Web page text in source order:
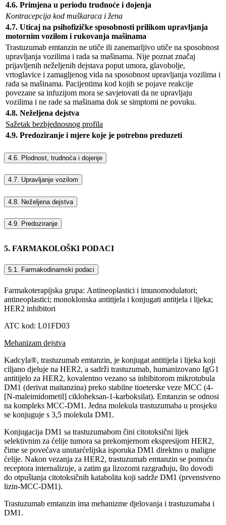
4.6. Primjena u periodu trudnoće i dojenja
Kontracepcija kod muškaraca i žena
4.7. Uticaj na psihofizičke sposobnosti prilikom upravljanja
motornim vozilom i rukovanja mašinama
Trastuzumab emtanzin ne utiče ili zanemarljivo utiče na sposobnost
upravljanja vozilima i rada sa mašinama. Nije poznat značaj
prijavljenih neželjenih dejstava poput umora, glavobolje,
vrtoglavice i zamagljenog vida na sposobnost upravljanja vozilima i
rada sa mašinama. Pacijentima kod kojih se pojave reakcije
povezane sa infuzijom mora se savjetovati da ne upravljaju
vozilima i ne rade sa mašinama dok se simptomi ne povuku.
4.8. Neželjena dejstva
Sažetak bezbjednosnog profila
4.9. Predoziranje i mjere koje je potrebno preduzeti
4.6. Plodnost, trudnoća i dojenje
4.7. Upravljanje vozilom
4.8. Neželjena dejstva
4.9. Predoziranje
5. FARMAKOLOŠKI PODACI
5.1. Farmakodinamski podaci
Farmakoterapijska grupa: Antineoplastici i imunomodulatori;
antineoplastici; monoklonska antitijela i konjugati antitjela i lijeka;
HER2 inhibitori
ATC kod: L01FD03
Mehanizam dejstva
Kadcyla®, trastuzumab emtanzin, je konjugat antitijela i lijeka koji
ciljano djeluje na HER2, a sadrži trastuzumab, humanizovano IgG1
antitijelo za HER2, kovalentno vezano sa inhibitorom mikrotubula
DM1 (derivat maitanzina) preko stabilne tioeterske veze MCC (4-
[N-maleimidometil] cikloheksan-1-karboksilat). Emtanzin se odnosi
na kompleks MCC-DM1. Jedna molekula trastuzumaba u prosjeku
se konjuguje s 3,5 molekula DM1.
Konjugacija DM1 sa trastuzumabom čini citotoksični lijek
selektivnim za ćelije tumora sa prekomjernom ekspresijom HER2,
čime se povećava unutarćelijska isporuka DM1 direktno u maligne
ćelije. Nakon vezanja za HER2, trastuzumab emtanzin se pomoću
receptora internalizuje, a zatim ga lizozomi razgrađuju, što dovodi
do otpuštanja citotoksičnih katabolita koji sadrže DM1 (prvenstveno
lizin-MCC-DM1).
Trastuzumab emtanzin ima mehanizme djelovanja i trastuzumaba i
DM1.